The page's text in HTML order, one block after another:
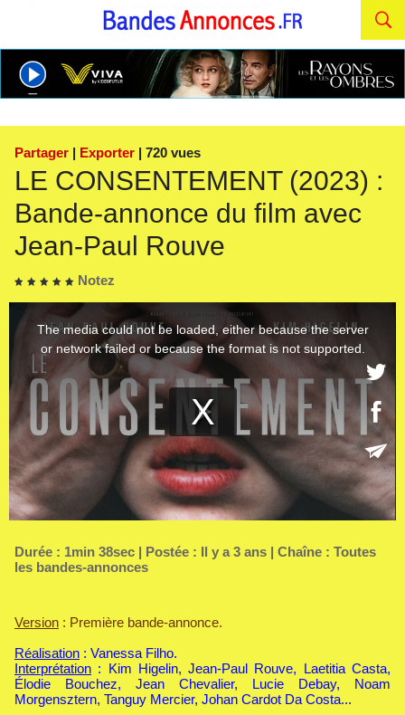
Partager | Exporter | 720 vues
LE CONSENTEMENT (2023) :
Bande-annonce du film avec
Jean-Paul Rouve
Notez
Durée : 1min 38sec | Postée : Il y a 3 ans | Chaîne : Toutes
les bandes-annonces
Version : Première bande-annonce.
Réalisation : Vanessa Filho.
Interprétation : Kim Higelin, Jean-Paul Rouve, Laetitia Casta,
Élodie Bouchez, Jean Chevalier, Lucie Debay, Noam
Morgensztern, Tanguy Mercier, Johan Cardot Da Costa...